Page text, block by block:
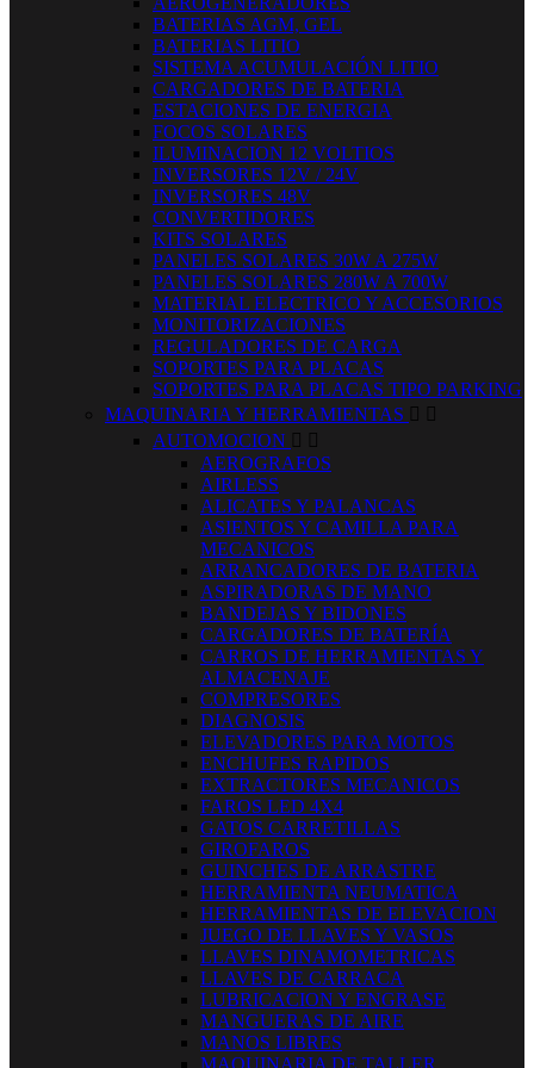
BATERIAS AGM, GEL
BATERIAS LITIO
SISTEMA ACUMULACIÓN LITIO
CARGADORES DE BATERIA
ESTACIONES DE ENERGIA
FOCOS SOLARES
ILUMINACION 12 VOLTIOS
INVERSORES 12V / 24V
INVERSORES 48V
CONVERTIDORES
KITS SOLARES
PANELES SOLARES 30W A 275W
PANELES SOLARES 280W A 700W
MATERIAL ELECTRICO Y ACCESORIOS
MONITORIZACIONES
REGULADORES DE CARGA
SOPORTES PARA PLACAS
SOPORTES PARA PLACAS TIPO PARKING
MAQUINARIA Y HERRAMIENTAS  
AUTOMOCION  
AEROGRAFOS
AIRLESS
ALICATES Y PALANCAS
ASIENTOS Y CAMILLA PARA
MECANICOS
ARRANCADORES DE BATERIA
ASPIRADORAS DE MANO
BANDEJAS Y BIDONES
CARGADORES DE BATERÍA
CARROS DE HERRAMIENTAS Y
ALMACENAJE
COMPRESORES
DIAGNOSIS
ELEVADORES PARA MOTOS
ENCHUFES RAPIDOS
EXTRACTORES MECANICOS
FAROS LED 4X4
GATOS CARRETILLAS
GIROFAROS
GUINCHES DE ARRASTRE
HERRAMIENTA NEUMATICA
HERRAMIENTAS DE ELEVACION
JUEGO DE LLAVES Y VASOS
LLAVES DINAMOMETRICAS
LLAVES DE CARRACA
LUBRICACION Y ENGRASE
MANGUERAS DE AIRE
MANOS LIBRES
MAQUINARIA DE TALLER